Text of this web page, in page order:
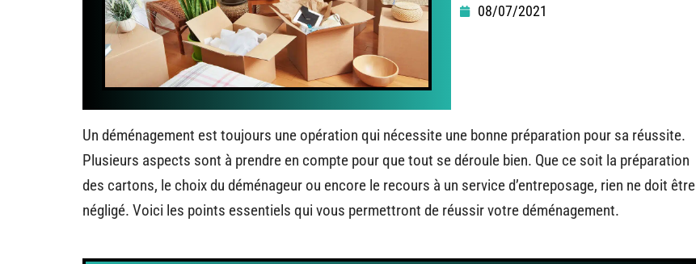
08/07/2021
Un déménagement est toujours une opération qui nécessite une bonne préparation pour sa réussite.
Plusieurs aspects sont à prendre en compte pour que tout se déroule bien. Que ce soit la préparation
des cartons, le choix du déménageur ou encore le recours à un service d’entreposage, rien ne doit être
négligé. Voici les points essentiels qui vous permettront de réussir votre déménagement.